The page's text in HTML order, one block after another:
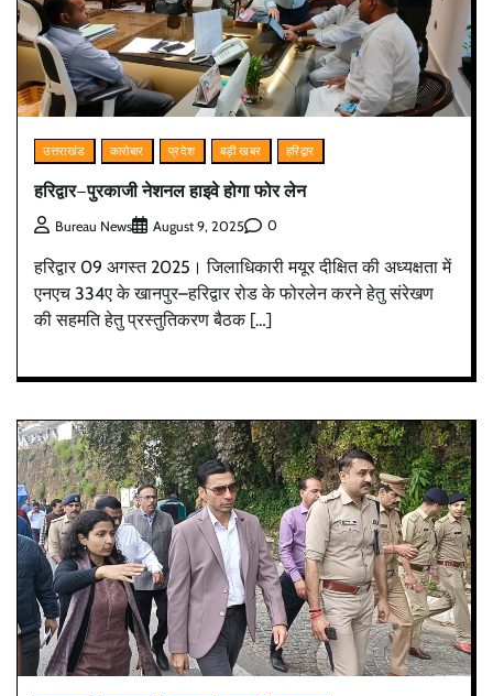
उत्तराखंड कारोबार प्रदेश बड़ी खबर हरिद्वार
हरिद्वार–पुरकाजी नेशनल हाइवे होगा फोर लेन
Bureau News August 9, 2025 0
हरिद्वार 09 अगस्त 2025। जिलाधिकारी मयूर दीक्षित की अध्यक्षता में
एनएच 334ए के खानपुर–हरिद्वार रोड के फोरलेन करने हेतु संरेखण
की सहमति हेतु प्रस्तुतिकरण बैठक […]